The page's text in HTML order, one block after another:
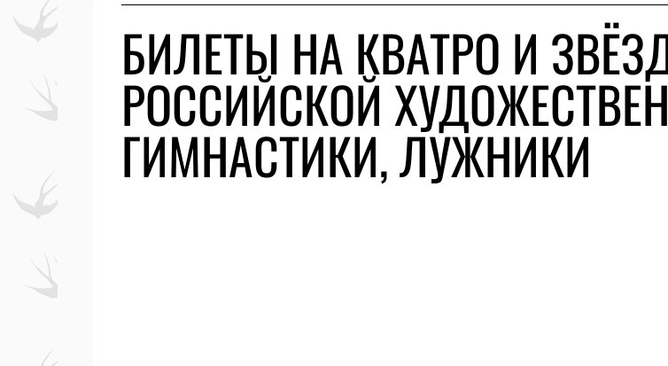
БИЛЕТЫ НА КВАТРО И
РОССИЙСКОЙ
ГИМНАСТИКИ, ЛУЖНИКИ